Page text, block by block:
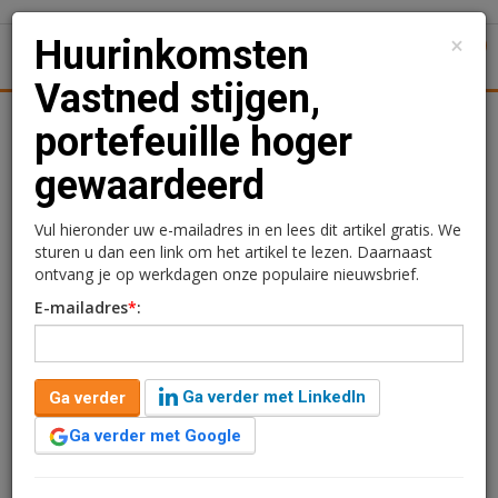
Uitgelicht Achtergronden Woningmarkt
Huurinkomsten Vastned
stijgen, portefeuille hoger
gewaardeerd
Vastned heeft in het eerste kwartaal van 2026 hogere
huurinkomsten gerealiseerd. De huurinkomsten
kwamen over de eerste drie maanden van het boekjaar
×
Huurinkomsten
Vastned stijgen,
portefeuille hoger
gewaardeerd
Vul hieronder uw e-mailadres in en lees dit artikel gratis. We
sturen u dan een link om het artikel te lezen. Daarnaast
ontvang je op werkdagen onze populaire nieuwsbrief.
E-mailadres*:
Ga verder
Ga verder met LinkedIn
Ga verder met Google